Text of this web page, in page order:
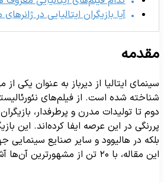
آیا بازیگران ایتالیایی در
ایتالیا از دیرباز به عنوان یکی
شده است. از فیلم‌های
تا تولیدات مدرن و پرطرفدار، بازیگران
در این عرصه ایفا کرده‌اند. این
در هالیوود و سایر صنایع سینمایی
با ۲۰ تن از مشهورترین آن‌ها آشنا می‌شویم.